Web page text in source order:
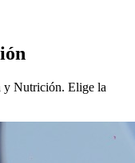
y Nutrición. Elige la